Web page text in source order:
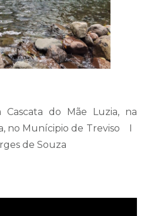
Cascata do Mãe Luzia, na
no Munícipio de Treviso I
de Souza